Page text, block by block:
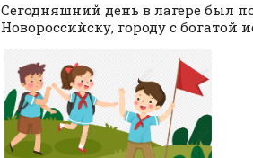
Сегодняшний день в лагере был
Новороссийску, городу с богатой